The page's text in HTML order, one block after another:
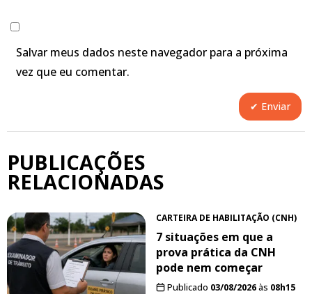
Salvar meus dados neste navegador para a próxima
vez que eu comentar.
PUBLICAÇÕES
RELACIONADAS
CARTEIRA DE HABILITAÇÃO (CNH)
7 situações em que a
prova prática da CNH
pode nem começar
Publicado 03/08/2026às 08h15